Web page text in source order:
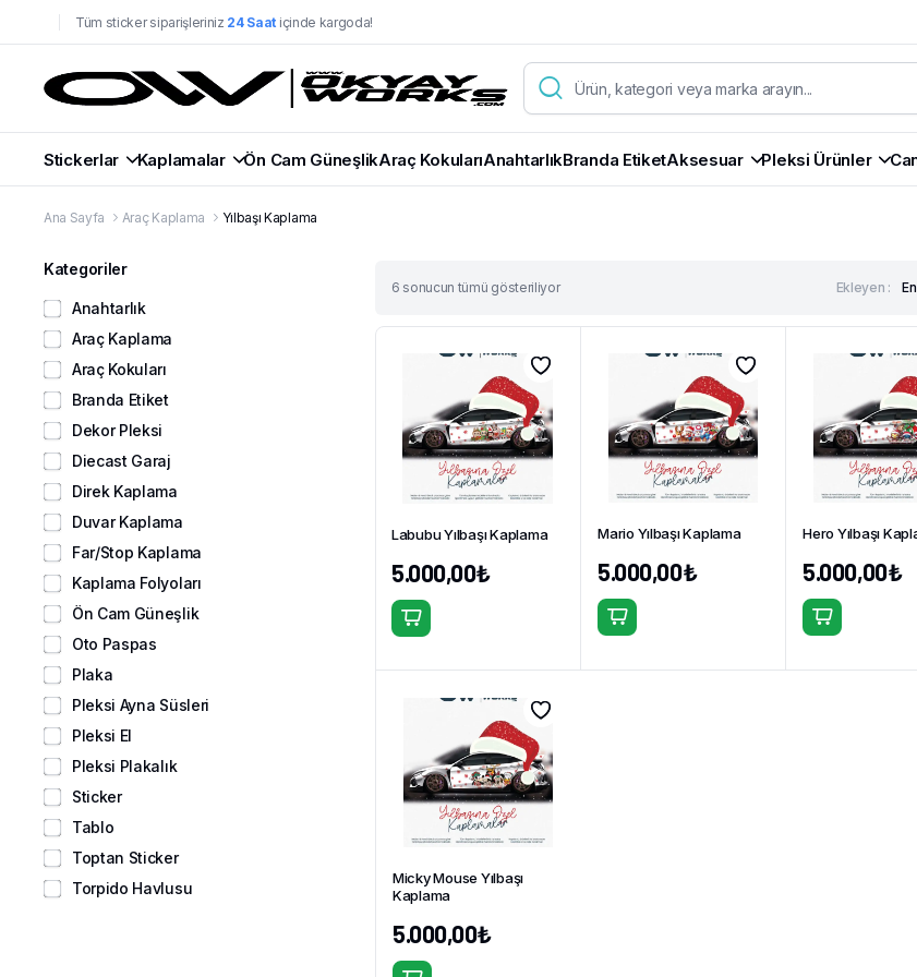
Tüm sticker siparişleriniz 24 Saat içinde kargoda!
Stickerlar Kaplamalar Ön Cam GüneşlikAraç KokularıAnahtarlıkBranda EtiketAksesuar Pleksi Ürünler
Ana Sayfa Araç Kaplama Yılbaşı Kaplama
6 sonucun tümü gösteriliyor
En
göre
Ekleyen :
Labubu Yılbaşı Kaplama
5.000,00₺
Mario Yılbaşı Kaplama
5.000,00₺
Hero Yılbaşı
5.000,00₺
Micky Mouse Yılbaşı
Kaplama
5.000,00₺
Kategoriler
Anahtarlık
Araç Kaplama
Araç Kokuları
Branda Etiket
Dekor Pleksi
Diecast Garaj
Direk Kaplama
Duvar Kaplama
Far/Stop Kaplama
Kaplama Folyoları
Ön Cam Güneşlik
Oto Paspas
Plaka
Pleksi Ayna Süsleri
Pleksi El
Pleksi Plakalık
Sticker
Tablo
Toptan Sticker
Torpido Havlusu